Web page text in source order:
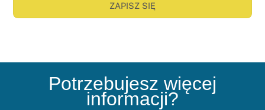
ZAPISZ SIĘ
Potrzebujesz więcej
informacji?